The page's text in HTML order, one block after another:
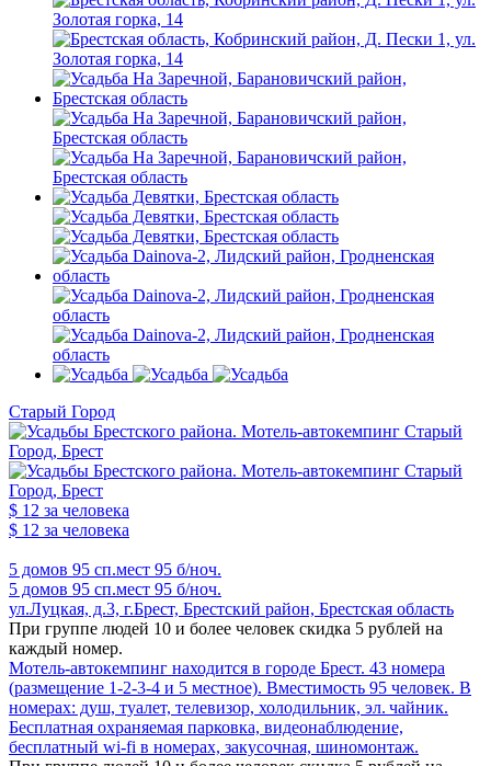
Старый Город
$ 12 за человека
$ 12 за человека
5 домов 95 сп.мест 95 б/ноч.
5 домов 95 сп.мест 95 б/ноч.
ул.Луцкая, д.3, г.Брест, Брестский район, Брестская область
При группе людей 10 и более человек скидка 5 рублей на
каждый номер.
Мотель-автокемпинг находится в городе Брест. 43 номера
(размещение 1-2-3-4 и 5 местное). Вместимость 95 человек. В
номерах: душ, туалет, телевизор, холодильник, эл. чайник.
Бесплатная охраняемая парковка, видеонаблюдение,
бесплатный wi-fi в номерах, закусочная, шиномонтаж.